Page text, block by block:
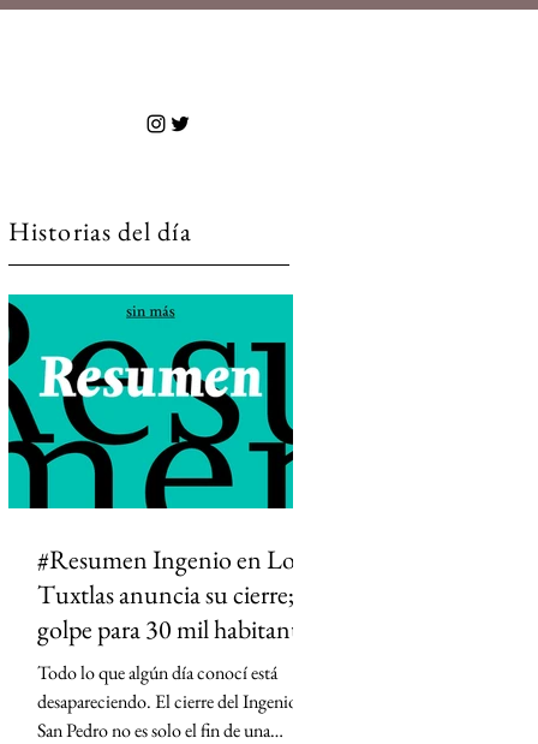
Historias del día
#Resumen Ingenio en Los
Tuxtlas anuncia su cierre;
golpe para 30 mil habitantes
Todo lo que algún día conocí está
desapareciendo. El cierre del Ingenio
San Pedro no es solo el fin de una